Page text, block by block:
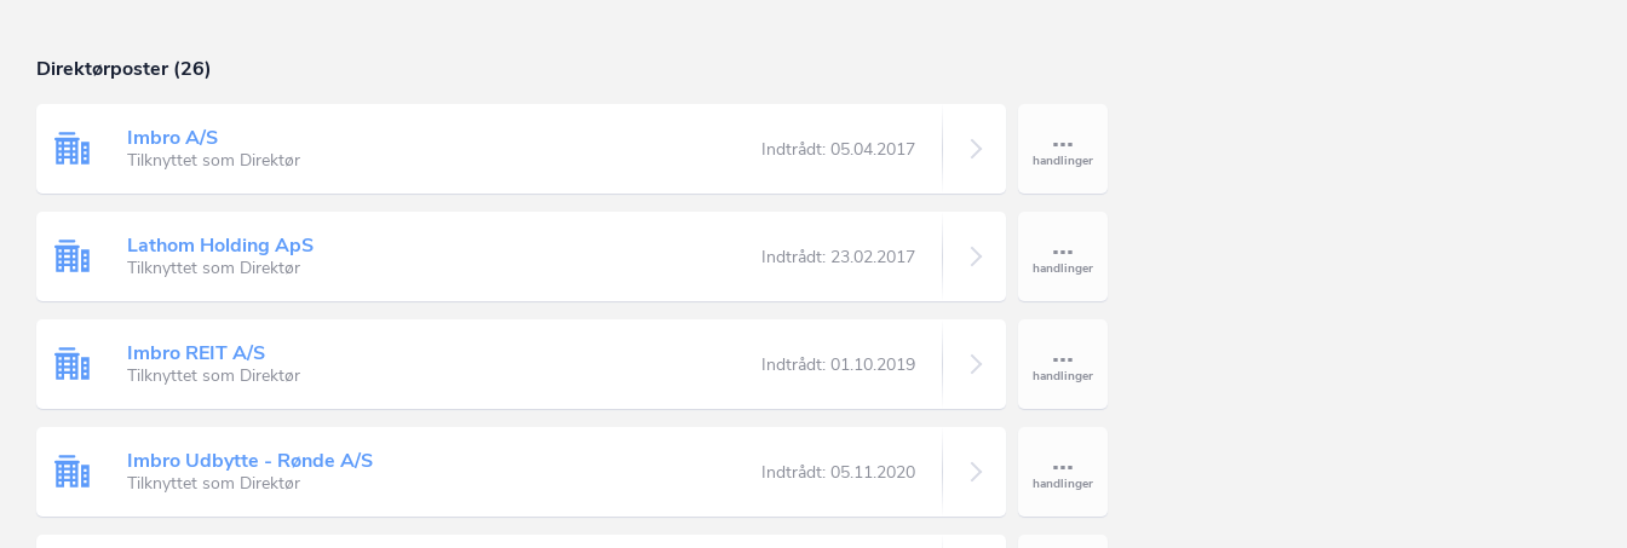
Direktørposter (26)
Imbro A/S
Tilknyttet som Direktør Indtrådt: 05.04.2017
Lathom Holding ApS
Tilknyttet som Direktør Indtrådt: 23.02.2017
Imbro REIT A/S
Tilknyttet som Direktør Indtrådt: 01.10.2019
Imbro Udbytte - Rønde A/S
Tilknyttet som Direktør Indtrådt: 05.11.2020